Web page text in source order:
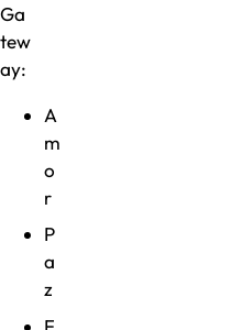
Ga
tew
ay:
A
m
o
r
P
a
z